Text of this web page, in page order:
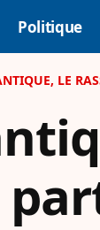
Politique
LE